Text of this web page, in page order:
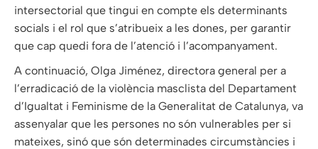
intersectorial que tingui en compte els determinants
socials i el rol que s’atribueix a les dones, per garantir
que cap quedi fora de l’atenció i l’acompanyament.
A continuació, Olga Jiménez, directora general per a
l’erradicació de la violència masclista del Departament
d’Igualtat i Feminisme de la Generalitat de Catalunya, va
assenyalar que les persones no són vulnerables per si
mateixes, sinó que són determinades circumstàncies i